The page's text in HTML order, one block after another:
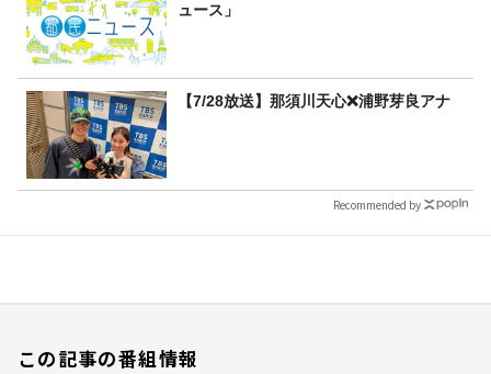
ュース」
【7/28放送】那須川天心❌浦野芽良アナ
Recommended by
この記事の番組情報